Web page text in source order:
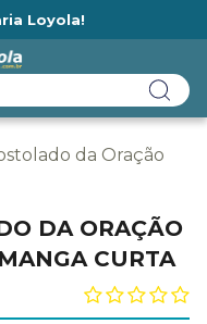
Loyola!
da Oração
DA ORAÇÃO
CURTA